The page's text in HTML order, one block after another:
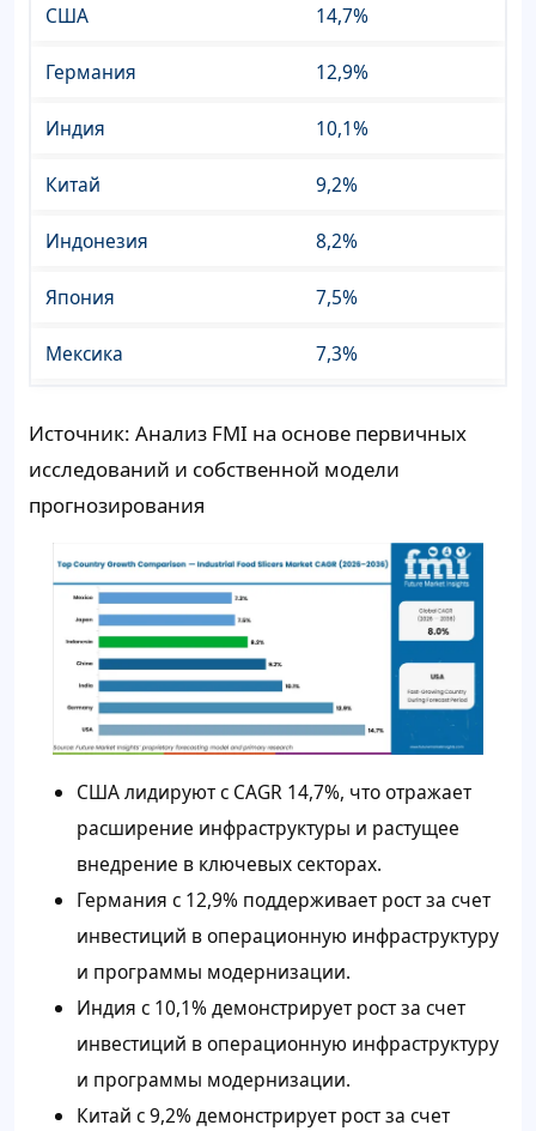
США 14,7%
Германия 12,9%
Индия 10,1%
Китай 9,2%
Индонезия 8,2%
Япония 7,5%
Мексика 7,3%
Источник: Анализ FMI на основе первичных
исследований и собственной модели
прогнозирования
США лидируют с CAGR 14,7%, что отражает
расширение инфраструктуры и растущее
внедрение в ключевых секторах.
Германия с 12,9% поддерживает рост за счет
инвестиций в операционную инфраструктуру
и программы модернизации.
Индия с 10,1% демонстрирует рост за счет
инвестиций в операционную инфраструктуру
и программы модернизации.
Китай с 9,2% демонстрирует рост за счет